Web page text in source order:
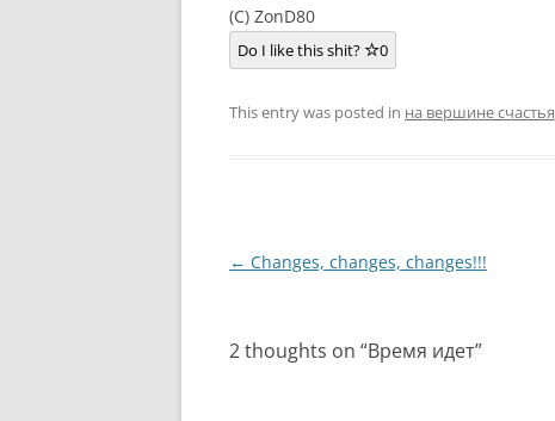
(C) ZonD80
Do I like this shit? 0
This entry was posted in на вершине счастья
Post
← Changes, changes, changes!!!
2 thoughts on “Время идет”